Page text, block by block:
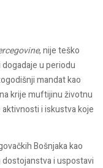
, nije teško
u periodu
mandat kao
krije muftijinu životnu
i iskustva koje
Bošnjaka kao
i uspostavi